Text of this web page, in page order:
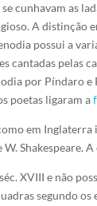
cunhavam as
A distinção
possui a
cantadas pelas
por Píndaro
poetas ligaram a
em Inglaterra
W. Shakespeare.
XVIII e não
segundo